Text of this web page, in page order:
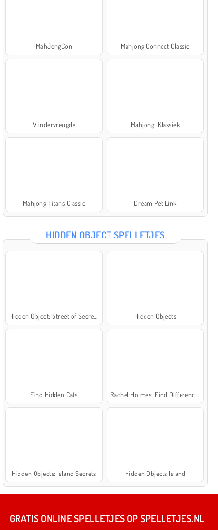
MahJongCon Mahjong Connect Classic
Vlindervreugde Mahjong: Klassiek
Mahjong Titans Classic Dream Pet Link
HIDDEN OBJECT SPELLETJES
Hidden Objects
Find Hidden Cats
Hidden Objects: Island Secrets Hidden Objects Island
GRATIS ONLINE SPELLETJES OP SPELLETJES.NL